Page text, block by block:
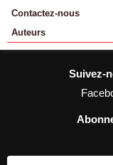
Contactez-nous
Auteurs
Suivez-